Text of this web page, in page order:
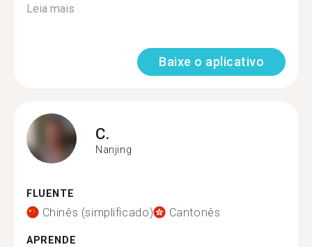
Leia mais
Baixe o aplicativo
C.
Nanjing
FLUENTE
Chinês (simplificado) Cantonês
APRENDE